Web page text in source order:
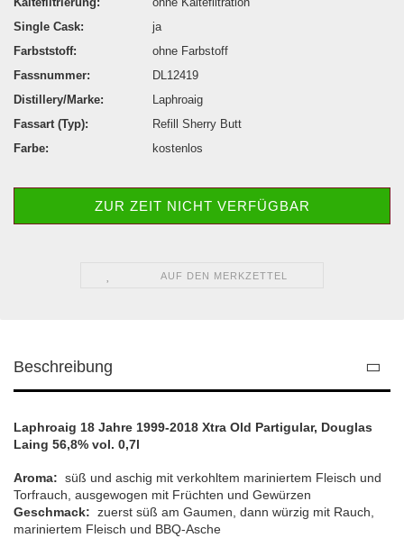
Single Cask:
ja
Farbststoff:
ohne Farbstoff
Fassnummer:
DL12419
Distillery/Marke:
Laphroaig
Fassart (Typ):
Refill Sherry Butt
Farbe:
kostenlos
ZUR ZEIT NICHT VERFÜGBAR
AUF DEN MERKZETTEL
Beschreibung
Laphroaig 18 Jahre 1999-2018 Xtra Old Partigular, Douglas
Laing 56,8% vol. 0,7l
Aroma: süß und aschig mit verkohltem mariniertem Fleisch und
Torfrauch, ausgewogen mit Früchten und Gewürzen
Geschmack: zuerst süß am Gaumen, dann würzig mit Rauch,
mariniertem Fleisch und BBQ-Asche